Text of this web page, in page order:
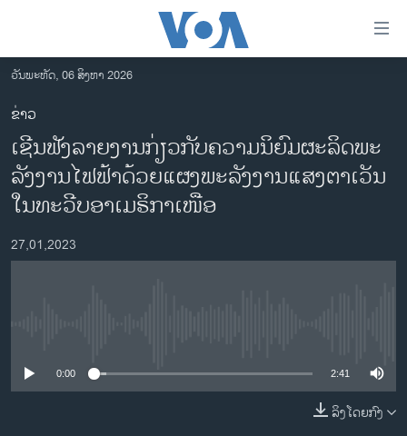
ເຂົ້າ
ຫາ
ຂ້າມ
ຂ້າມ
ຂ້າມ
ໄປ
ຫາ
ຊອກ
ຄົ້ນ
ອາເມຣິກາ
ການເລືອກຕັ້ງ ປະທານາທີບໍດີ ສະຫະລັດ 2024
ໂລກ
ຊຸມຊົນຊາວລາວ
ວັນພະຫັດ, 06 ສິງຫາ 2026
ຂ່າວ
ເຊີນ​ຟັງ​ລາຍ​ງານ​ກ່ຽວ​ກັບ​ຄວາມ​ນິ​ຍົມ​ຜະ​ລິດ​ພະ​
ລັງ​ງານ​ໄຟ​ຟ້າ​ດ້ວຍ​ແຜງ​ພະລັງ​ງານ​ແສງ​ຕາ​ເວັນ​
ໃນ​ທະ​ວີບ​ອາ​ເມ​ຣິ​ກາ​ເໜືອ
27,01,2023
0:00 2:41
ລິງໂດຍກົງ